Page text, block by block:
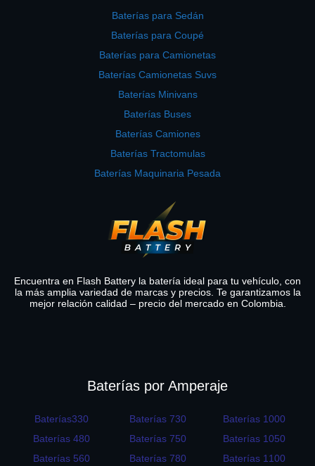
Baterías para Sedán
Baterías para Coupé
Baterías para Camionetas
Baterías Camionetas Suvs
Baterías Minivans
Baterías Buses
Baterías Camiones
Baterías Tractomulas
Baterías Maquinaria Pesada
Encuentra en Flash Battery la batería ideal para tu vehículo, con
la más amplia variedad de marcas y precios. Te garantizamos la
mejor relación calidad – precio del mercado en Colombia.
Baterías por Amperaje
Baterías330
Baterías 480
Baterías 560
Baterías 730
Baterías 750
Baterías 780
Baterías 1000
Baterías 1050
Baterías 1100